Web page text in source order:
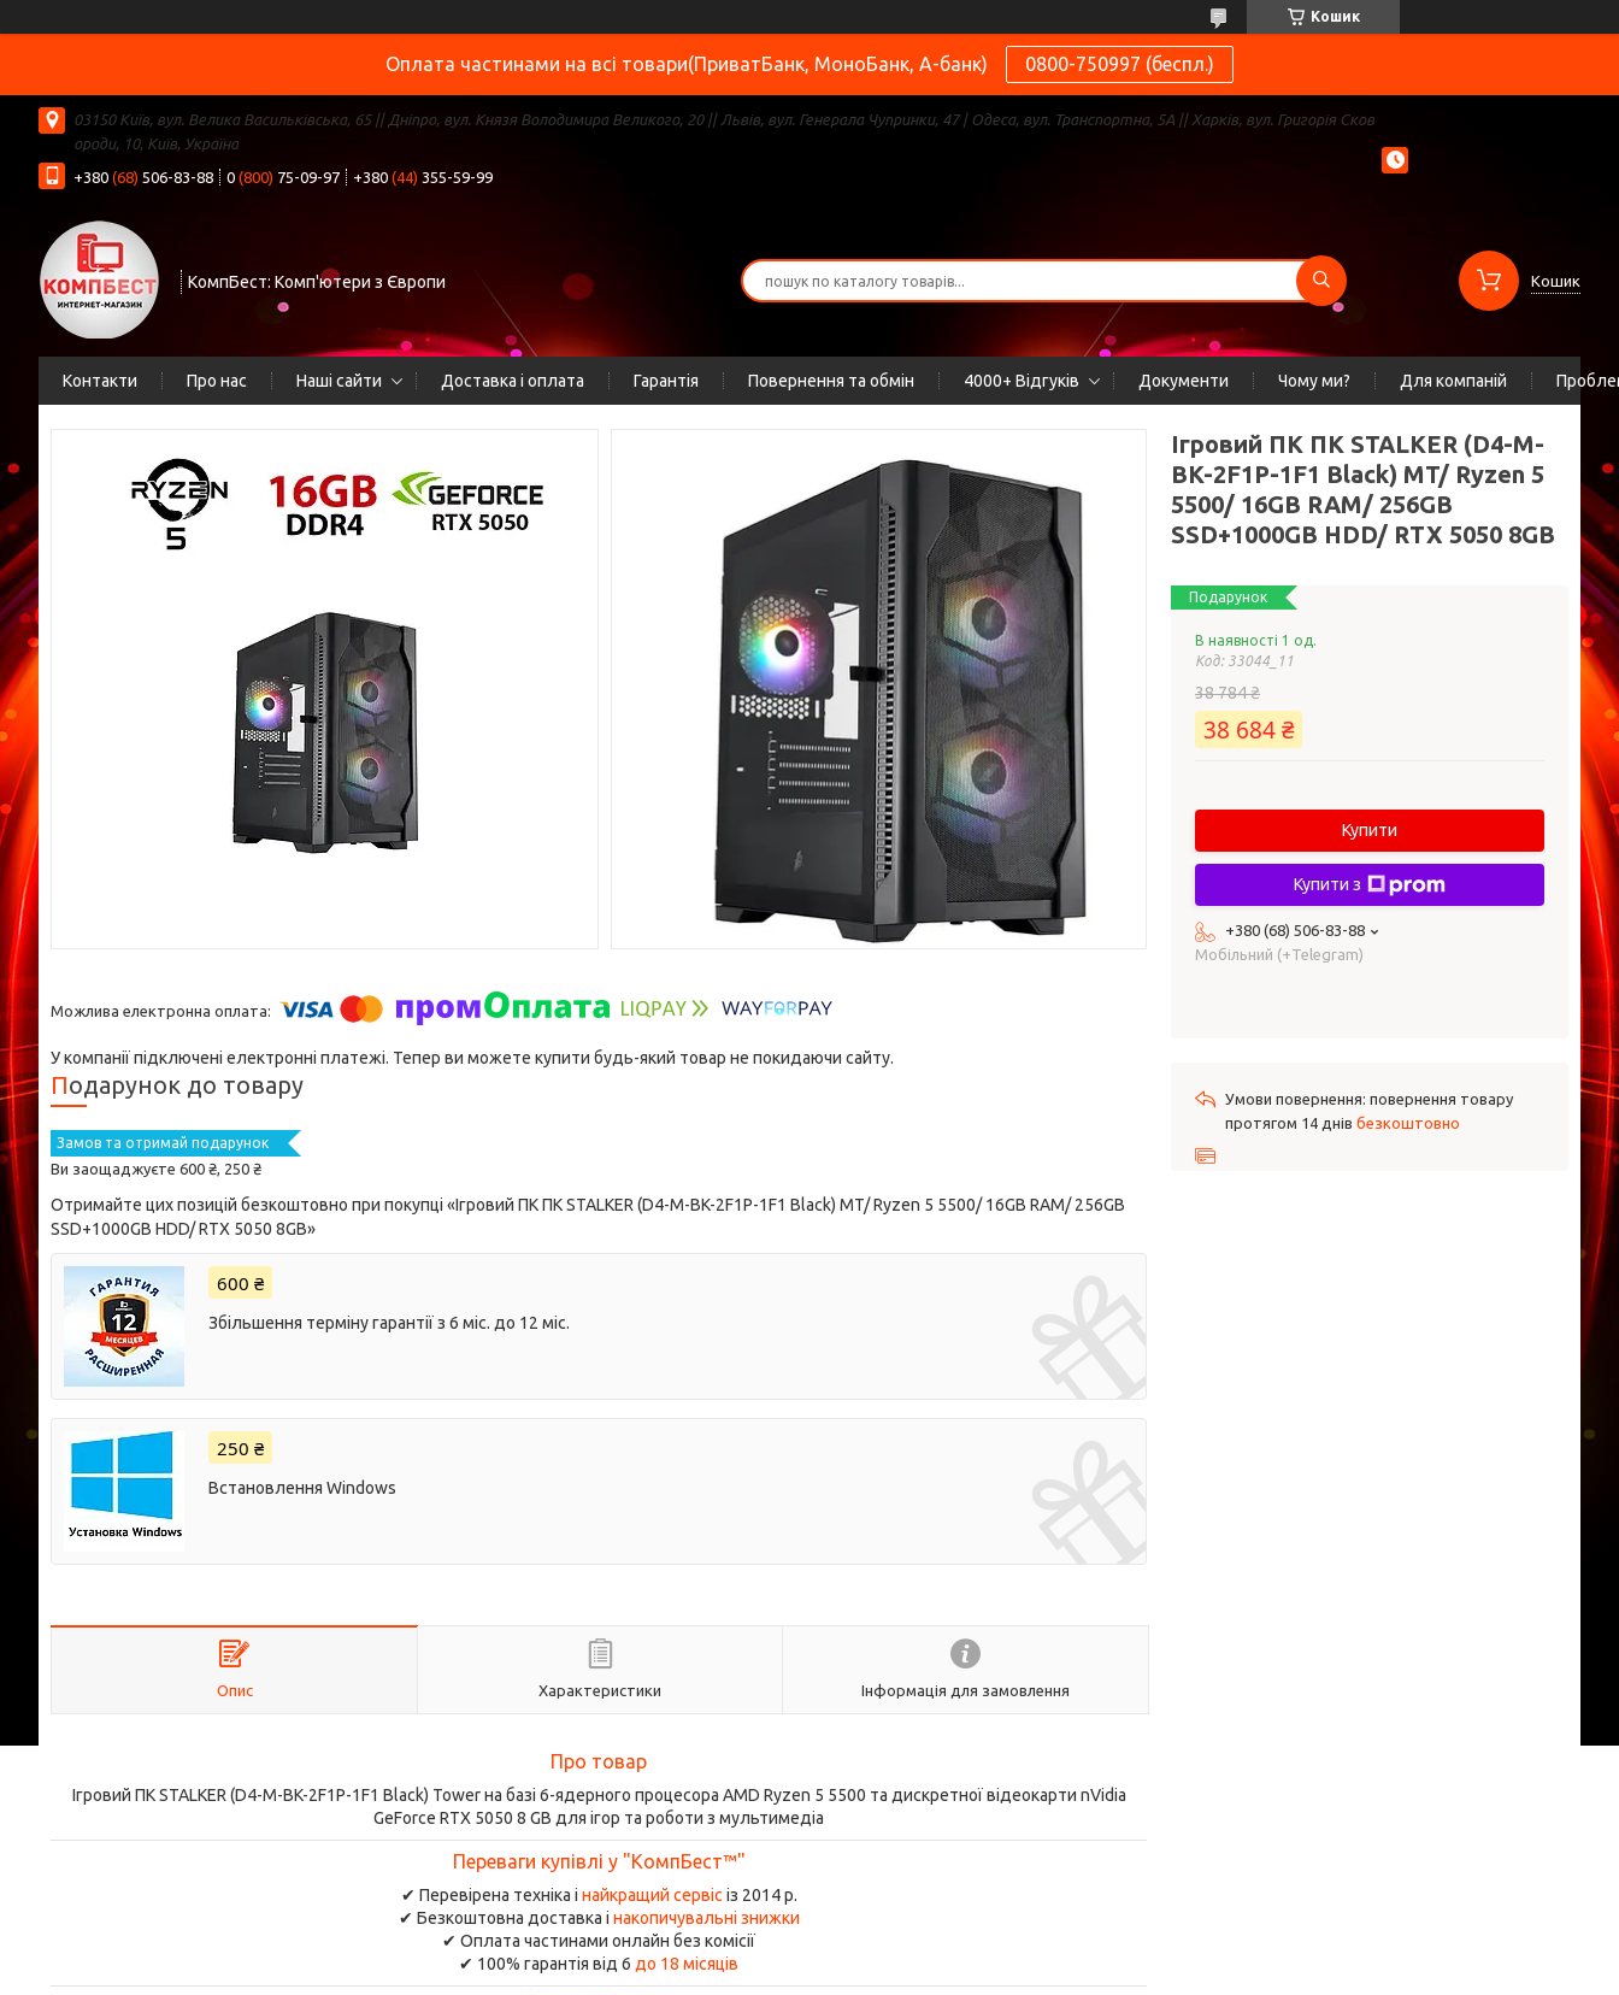
Кошик
Оплата частинами на всі товари(ПриватБанк, МоноБанк, А-банк) 0800-750997 (беспл.)
03150 Київ, вул. Велика Васильківська, 65 || Дніпро, вул. Князя Володимира Великого, 20 || Львів, вул. Генерала Чупринки, 47 | Одеса, вул. Транспортна, 5А || Харків, вул. Григорія Сков
ороди, 10, Київ, Україна
+380 (68) 506-83-88 0 (800) 75-09-97 +380 (44) 355-59-99
КомпБест: Комп'ютери з Європи Кошик
Контакти Про нас Наші сайти Доставка і оплата Гарантія Повернення та обмін 4000+ Відгуків Документи Чому ми? Для компаній
У компанії підключені електронні платежі. Тепер ви можете купити будь-який товар не покидаючи сайту.
Подарунок до товару
Замов та отримай подарунок
Ви заощаджуєте 600 ₴, 250 ₴
Отримайте цих позицій безкоштовно при покупці «Ігровий ПК ПК STALKER (D4-M-BK-2F1P-1F1 Black) MT/ Ryzen 5 5500/ 16GB RAM/ 256GB
SSD+1000GB HDD/ RTX 5050 8GB»
600 ₴
Збільшення терміну гарантії з 6 міс. до 12 міс.
250 ₴
Встановлення Windows
Опис Характеристики Інформація для замовлення
Про товар
Ігровий ПК STALKER (D4-M-BK-2F1P-1F1 Black) Tower на базі 6-ядерного процесора AMD Ryzen 5 5500 та дискретної відеокарти nVidia
GeForce RTX 5050 8 GB для ігор та роботи з мультимедіа
Переваги купівлі у "КомпБест™"
✔ Перевірена техніка і найкращий сервіс із 2014 р.
✔ Безкоштовна доставка і накопичувальні знижки
✔ Оплата частинами онлайн без комісії
✔ 100% гарантія від 6 до 18 місяців
Ігровий ПК ПК STALKER (D4-M-
BK-2F1P-1F1 Black) MT/ Ryzen 5
5500/ 16GB RAM/ 256GB
SSD+1000GB HDD/ RTX 5050 8GB
Подарунок
В наявності 1 од.
Код: 33044_11
38 784 ₴
38 684 ₴
Купити
Купити з
+380 (68) 506-83-88
Мобільний (+Telegram)
повернення товару
протягом 14 днів безкоштовно